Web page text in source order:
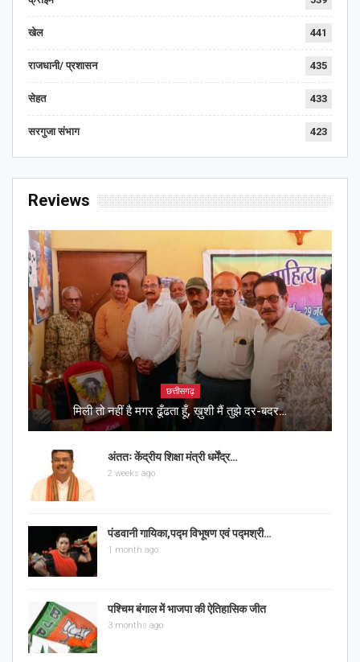
खेल 441
राजधानी/ प्रशासन 435
सेहत 433
सरगुजा संभाग 423
Reviews
छत्तीसगढ़
मिली तो नहीं है मगर ढूँढता हूँ, ख़ुशी मैं तुझे दर-बदर…
अंततः केंद्रीय शिक्षा मंत्री धर्मेंद्र…
2 weeks ago
पंडवानी गायिका,पद्म विभूषण एवं पद्मश्री…
1 month ago
पश्चिम बंगाल में भाजपा की ऐतिहासिक जीत
3 months ago